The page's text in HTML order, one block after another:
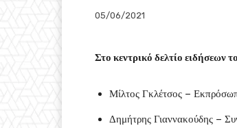
05/06/2021
Στο κεντρικό δελτίο
Μίλτος Γκλέτσος –
Δημήτρης Γιαννακούδης –